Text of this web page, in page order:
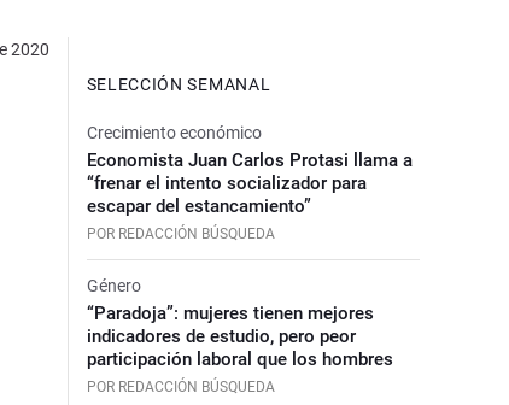
2020
SELECCIÓN SEMANAL
Crecimiento económico
Economista Juan Carlos Protasi llama a
“frenar el intento socializador para
escapar del estancamiento”
POR REDACCIÓN BÚSQUEDA
Género
“Paradoja”: mujeres tienen mejores
indicadores de estudio, pero peor
participación laboral que los hombres
POR REDACCIÓN BÚSQUEDA